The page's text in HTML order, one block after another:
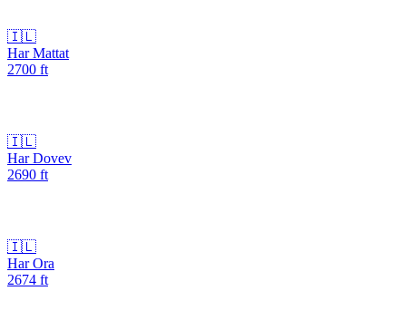
🇮🇱
Har Mattat
2700 ft
🇮🇱
Har Dovev
2690 ft
🇮🇱
Har Ora
2674 ft